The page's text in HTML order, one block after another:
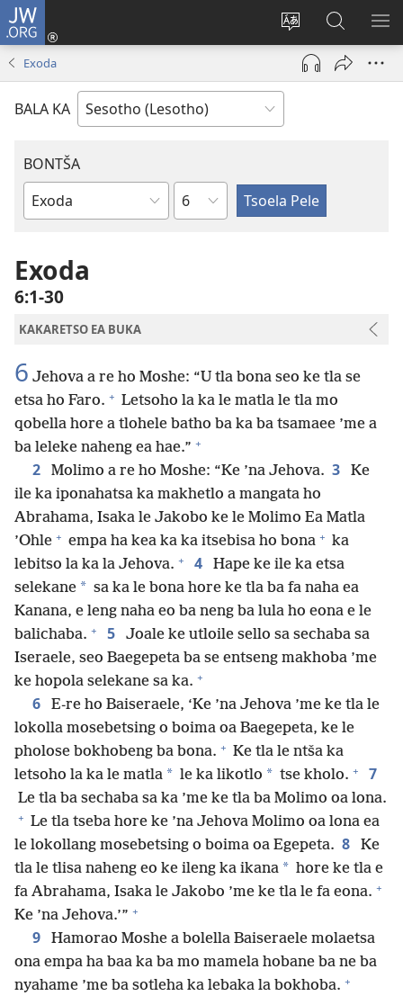
JW.ORG
Fetola
puo
Kena
(opens
window)
Batla
JW.ORG/
Exoda
BALA KA
BONTŠA
Buka
Bibele
KHaolo
Exoda
6:1-30
KAKARETSO EA BUKA
6 Jehova a re ho Moshe: “U tla bona seo ke tla se
etsa ho Faro. + Letsoho la ka le matla le tla mo
qobella hore a tlohele batho ba ka ba tsamaee ’me a
ba leleke naheng ea hae.” +
2 Molimo a re ho Moshe: “Ke ’na Jehova. 3
Ke
ile ka iponahatsa ka makhetlo a mangata ho
Abrahama, Isaka le Jakobo ke le Molimo Ea Matla
’Ohle + empa ha kea ka ka itsebisa ho bona + ka
lebitso la ka la Jehova. + 4
Hape ke ile ka etsa
selekane * sa ka le bona hore ke tla ba fa naha ea
Kanana, e leng naha eo ba neng ba lula ho eona e le
balichaba. + 5
Joale ke utloile sello sa sechaba sa
Iseraele, seo Baegepeta ba se entseng makhoba ’me
ke hopola selekane sa ka. +
6
E-re ho Baiseraele, ‘Ke ’na Jehova ’me ke tla le
lokolla mosebetsing o boima oa Baegepeta, ke le
pholose bokhobeng ba bona. + Ke tla le ntša ka
letsoho la ka le matla * le ka likotlo * tse kholo. + 7
Le tla ba sechaba sa ka ’me ke tla ba Molimo oa lona.
+ Le tla tseba hore ke ’na Jehova Molimo oa lona ea
le lokollang mosebetsing o boima oa Egepeta. 8
Ke
tla le tlisa naheng eo ke ileng ka ikana * hore ke tla e
fa Abrahama, Isaka le Jakobo ’me ke tla le fa eona. +
Ke ’na Jehova.’” +
9
Hamorao Moshe a bolella Baiseraele molaetsa
ona empa ha baa ka ba mo mamela hobane ba ne ba
nyahame ’me ba sotleha ka lebaka la bokhoba. +